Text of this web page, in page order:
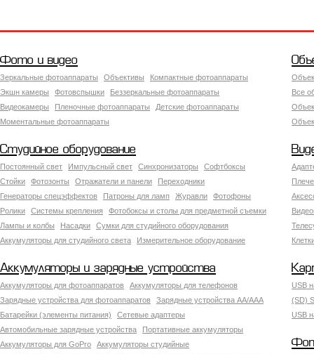
Фото и видео
Зеркальные фотоаппараты Объективы
Компактные фотоаппараты
Экшн камеры
Фотовспышки
Беззеркальные фотоаппараты
Видеокамеры
Пленочные фотоаппараты
Детские фотоаппараты
Моментальные фотоаппараты
Все
Студийное оборудование
Постоянный свет Импульсный свет Синхронизаторы
Софтбоксы
Стойки
Фотозонты Отражатели и панели
Переходники
Генераторы спецэффектов
Патроны для ламп Журавли
Фотофоны
Ролики
Системы крепления
Фотобоксы и столы для предметной съемки
Лампы и колбы
Насадки
Сумки для студийного оборудования
Аккумуляторы для студийного света
Измерительное оборудование
Аккумуляторы и зарядные устройства
Аккумуляторы для фотоаппаратов
Аккумуляторы для телефонов
Зарядные устройства для фотоаппаратов
Зарядные устройства AA/AAA
Батарейки (элементы питания)
Сетевые адаптеры
Автомобильные зарядные устройства
Портативные аккумуляторы
Аккумуляторы для GoPro
Аккумуляторы студийные
USB
(SD)
USB